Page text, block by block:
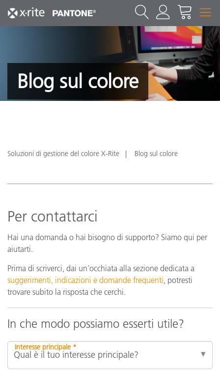
Blog sul colore
Soluzioni di gestione del colore X-Rite Blog sul colore
Per contattarci
Hai una domanda o hai bisogno di supporto? Siamo qui per
aiutarti.
Prima di scriverci, dai un'occhiata alla sezione dedicata a
suggerimenti, indicazioni e domande frequenti, potresti
trovare subito la risposta che cerchi.
In che modo possiamo esserti utile?
Interesse principale *